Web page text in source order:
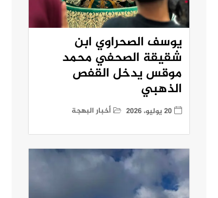
يوسف الصحراوي ابن
شقيقة الصحفي محمد
موقس يدخل القفص
الذهبي
20 يوليو، 2026 أخبار البهجة